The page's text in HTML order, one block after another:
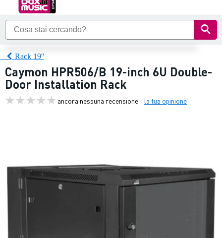
Rack 19''
Caymon HPR506/B 19-inch 6U Double-
Door Installation Rack
ancora nessuna recensione la tua opinione